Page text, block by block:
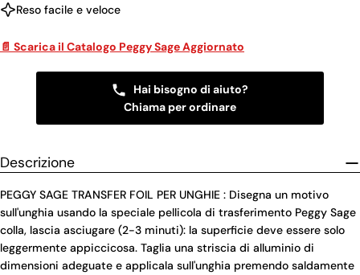
Reso facile e veloce
📄 Scarica il Catalogo Peggy Sage Aggiornato
Hai bisogno di aiuto?
Chiama per ordinare
Descrizione
PEGGY SAGE TRANSFER FOIL PER UNGHIE : Disegna un motivo
sull'unghia usando la speciale pellicola di trasferimento Peggy Sage
colla, lascia asciugare (2-3 minuti): la superficie deve essere solo
leggermente appiccicosa. Taglia una striscia di alluminio di
dimensioni adeguate e applicala sull'unghia premendo saldamente